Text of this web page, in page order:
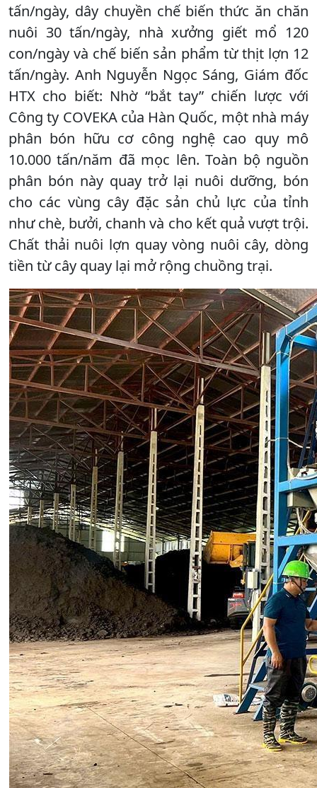
tấn/ngày, dây chuyền chế biến thức ăn chăn
nuôi 30 tấn/ngày, nhà xưởng giết mổ 120
con/ngày và chế biến sản phẩm từ thịt lợn 12
tấn/ngày. Anh Nguyễn Ngọc Sáng, Giám đốc
HTX cho biết: Nhờ “bắt tay” chiến lược với
Công ty COVEKA của Hàn Quốc, một nhà máy
phân bón hữu cơ công nghệ cao quy mô
10.000 tấn/năm đã mọc lên. Toàn bộ nguồn
phân bón này quay trở lại nuôi dưỡng, bón
cho các vùng cây đặc sản chủ lực của tỉnh
như chè, bưởi, chanh và cho kết quả vượt trội.
Chất thải nuôi lợn quay vòng nuôi cây, dòng
tiền từ cây quay lại mở rộng chuồng trại.